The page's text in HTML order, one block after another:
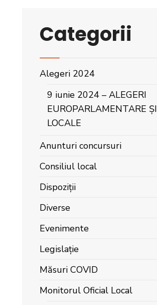
Categorii
Alegeri 2024
9 iunie 2024 – ALEGERI
EUROPARLAMENTARE ȘI
LOCALE
Anunturi concursuri
Consiliul local
Dispoziții
Diverse
Evenimente
Legislație
Măsuri COVID
Monitorul Oficial Local